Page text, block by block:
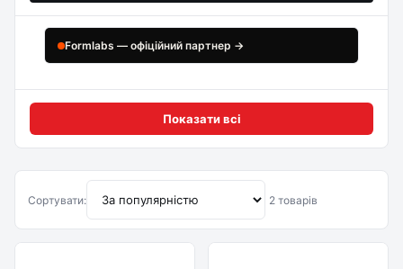
Formlabs — офіційний партнер →
Показати всі
Сортувати: 2 товарів